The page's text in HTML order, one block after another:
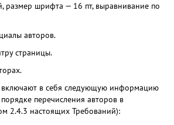
шрифта — 16 пт, выравнивание по
авторов.
страницы.
включают в себя следующую информацию
перечисления авторов в
2.4.3 настоящих Требований):